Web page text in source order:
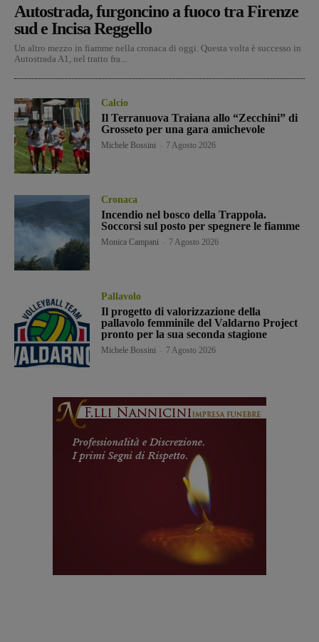
Autostrada, furgoncino a fuoco tra Firenze
sud e Incisa Reggello
Un altro mezzo in fiamme nella cronaca di oggi. Questa volta è successo in
Autostrada A1, nel tratto fra...
Calcio
Il Terranuova Traiana allo “Zecchini” di
Grosseto per una gara amichevole
Michele Bossini 7 Agosto 2026
Cronaca
Incendio nel bosco della Trappola.
Soccorsi sul posto per spegnere le fiamme
Monica Campani 7 Agosto 2026
Pallavolo
Il progetto di valorizzazione della
pallavolo femminile del Valdarno Project
pronto per la sua seconda stagione
Michele Bossini 7 Agosto 2026